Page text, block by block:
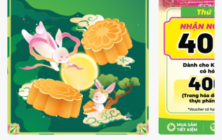
TRAO TẾT TRĂNG TRÒN GẮN
GIÁ LUÔN